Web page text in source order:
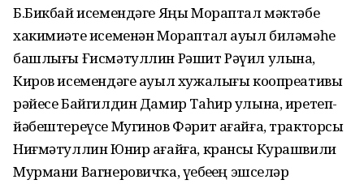
Б.Бикбай исемендәге Яңы Мораптал мәктәбе
хакимиәте исеменән Мораптал ауыл биләмәһе
башлығы Ғисмәтуллин Рәшит Рәүил улына,
Киров исемендәге ауыл хужалығы коопреативы
рәйесе Байгилдин Дамир Таһир улына, иретеп-
йәбештереүсе Мугинов Фәрит ағайға, тракторсы
Ниғмәтуллин Юнир ағайға, крансы Курашвили
Мурмани Вагнеровичҡа, үҙебеҙҙең эшселәр